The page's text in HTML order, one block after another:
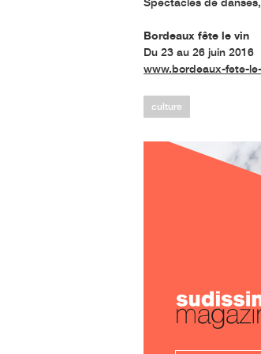
Bordeaux fête le vin
Du 23 au 26 juin 2016
www.bordeaux-fete-
culture